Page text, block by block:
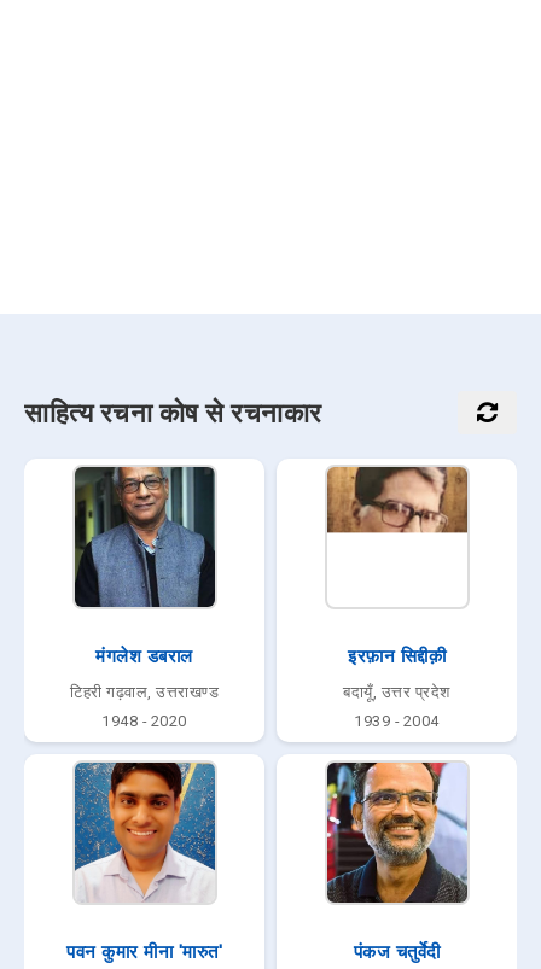
साहित्य रचना कोष से रचनाकार
मंगलेश डबराल
टिहरी गढ़वाल, उत्तराखण्ड
1948 - 2020
इरफ़ान सिद्दीक़ी
बदायूँ, उत्तर प्रदेश
1939 - 2004
पवन कुमार मीना 'मारुत' पंकज चतुर्वेदी